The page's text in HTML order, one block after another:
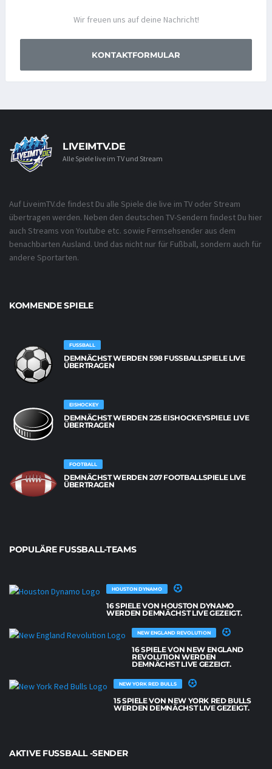
Wir freuen uns auf deine Nachricht!
KONTAKTFORMULAR
LIVEIMTV.DE
Alle Spiele live im TV und Stream
Auf LiveimTV.de findest Du alle Spiele die live im TV oder Stream
übertragen werden. Neben den deutschen TV-Sendern findest Du hier
auch Streams von Youtube etc. sowie Fernsehsender aus dem
benachbarten Ausland. Und das nicht nur für Fußball, sondern auch für
andere Sportarten.
KOMMENDE SPIELE
FUSSBALL
DEMNÄCHST WERDEN 598 FUSSBALLSPIELE LIVE Ü
BERTRAGEN
EISHOCKEY
DEMNÄCHST WERDEN 225 EISHOCKEYSPIELE LIVE
ÜBERTRAGEN
FOOTBALL
DEMNÄCHST WERDEN 207 FOOTBALLSPIELE LIVE
ÜBERTRAGEN
POPULÄRE FUSSBALL-TEAMS
HOUSTON DYNAMO
16 SPIELE VON HOUSTON DYNAMO
WERDEN DEMNÄCHST LIVE GEZEIGT.
NEW ENGLAND REVOLUTION
16 SPIELE VON NEW ENGLAND
REVOLUTION WERDEN
DEMNÄCHST LIVE GEZEIGT.
NEW YORK RED BULLS
15 SPIELE VON NEW YORK RED BULLS
WERDEN DEMNÄCHST LIVE GEZEIGT.
AKTIVE FUSSBALL -SENDER